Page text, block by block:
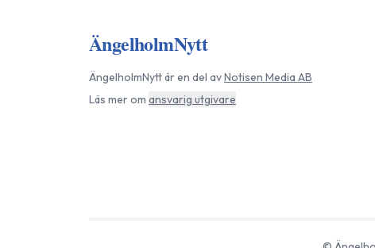
ÄngelholmNytt
ÄngelholmNyttär en del avNotisen Media AB
Läs mer om ansvarig utgivare